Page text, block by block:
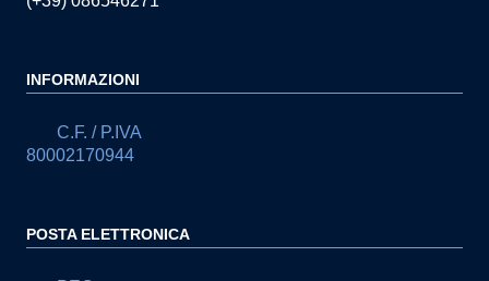
INFORMAZIONI
C.F. / P.IVA
80002170944
POSTA ELETTRONICA